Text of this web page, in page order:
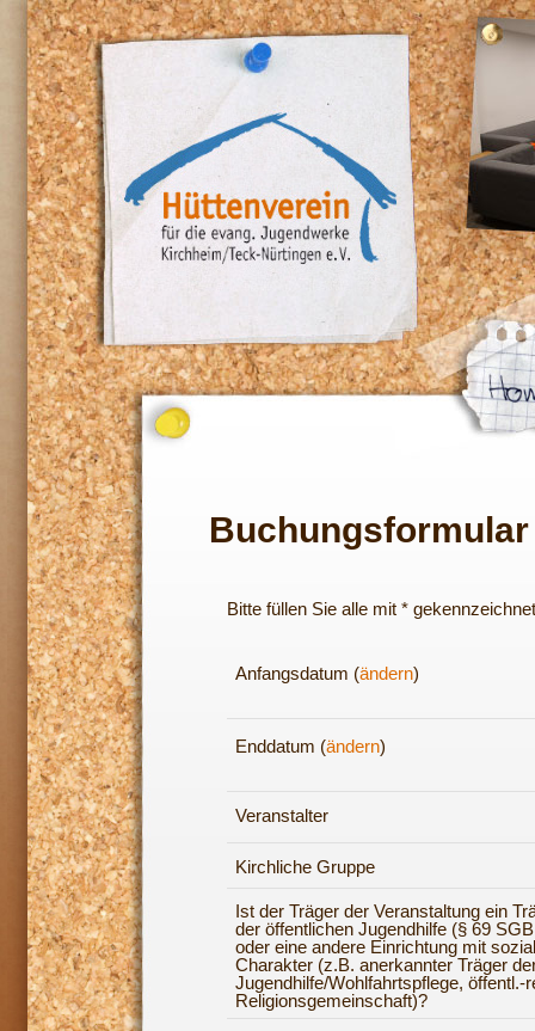
Buchungsformular
Bitte füllen Sie alle mit *
Anfangsdatum (ändern)
Enddatum (ändern)
Veranstalter
Kirchliche Gruppe
Ist der Träger der Veranstaltung ein
der öffentlichen Jugendhilfe (§ 69
oder eine andere Einrichtung mit
Charakter (z.B. anerkannter Träger
Jugendhilfe/Wohlfahrtspflege, öffentl.-
Religionsgemeinschaft)?